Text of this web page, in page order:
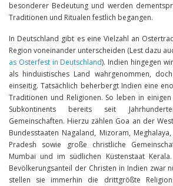
besonderer Bedeutung und werden
Traditionen und Ritualen festlich begangen.
In Deutschland gibt es eine Vielzahl an
Region voneinander unterscheiden (Lest dazu
as Osterfest in Deutschland). Indien hingegen
als hinduistisches Land wahrgenommen,
einseitig. Tatsächlich beherbergt Indien eine
Traditionen und Religionen. So leben in
Subkontinents bereits seit
Gemeinschaften. Hierzu zählen Goa an der
Bundesstaaten Nagaland, Mizoram,
Pradesh sowie große christliche
Mumbai und im südlichen Küstenstaat
Bevölkerungsanteil der Christen in Indien zwar
stellen sie immerhin die drittgrößte